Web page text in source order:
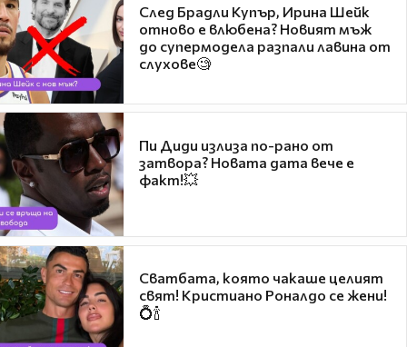
След Брадли Купър, Ирина Шейк
отново е влюбена? Новият мъж
до супермодела разпали лавина от
слухове🧐
Пи Диди излиза по-рано от
затвора? Новата дата вече е
факт!💥
Сватбата, която чакаше целият
свят! Кристиано Роналдо се жени!
💍🍾